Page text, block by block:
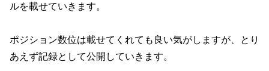
ルを載せていきます。
ポジション数位は載せてくれても良い気がしますが、とり
あえず記録として公開していきます。